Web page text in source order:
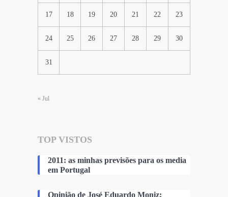
17 18 19 20 21 22 23
24 25 26 27 28 29 30
31
« Jul
TOP VISTOS
2011: as minhas previsões para os media
em Portugal
Opinião de José Eduardo Moniz: